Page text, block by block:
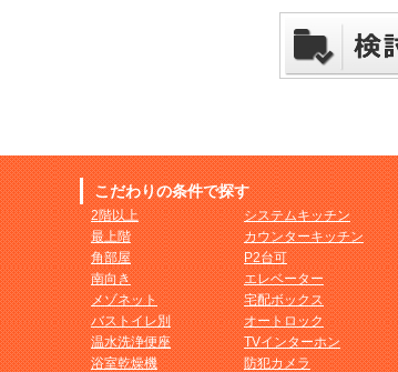
こだわりの条件で探す
2階以上
最上階
角部屋
南向き
メゾネット
バストイレ別
温水洗浄便座
浴室乾燥機
システムキッチン
カウンターキッチン
P2台可
エレベーター
宅配ボックス
オートロック
TVインターホン
防犯カメラ